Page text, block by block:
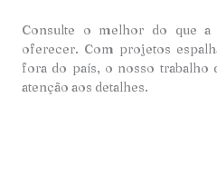
Consulte o melhor do que
oferecer. Com projetos
fora do país, o nosso trabalho
atenção aos detalhes.